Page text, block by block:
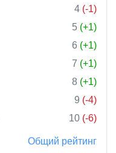
4 (-1)
5 (+1)
6 (+1)
7 (+1)
8 (+1)
9 (-4)
10 (-6)
Общий рейтинг